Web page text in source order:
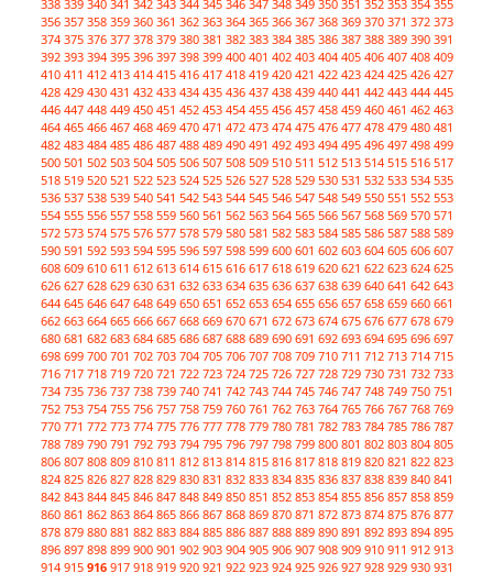
338 339 340 341 342 343 344 345 346 347 348 349 350 351 352 353 354 355
356 357 358 359 360 361 362 363 364 365 366 367 368 369 370 371 372 373
374 375 376 377 378 379 380 381 382 383 384 385 386 387 388 389 390 391
392 393 394 395 396 397 398 399 400 401 402 403 404 405 406 407 408 409
410 411 412 413 414 415 416 417 418 419 420 421 422 423 424 425 426 427
428 429 430 431 432 433 434 435 436 437 438 439 440 441 442 443 444 445
446 447 448 449 450 451 452 453 454 455 456 457 458 459 460 461 462 463
464 465 466 467 468 469 470 471 472 473 474 475 476 477 478 479 480 481
482 483 484 485 486 487 488 489 490 491 492 493 494 495 496 497 498 499
500 501 502 503 504 505 506 507 508 509 510 511 512 513 514 515 516 517
518 519 520 521 522 523 524 525 526 527 528 529 530 531 532 533 534 535
536 537 538 539 540 541 542 543 544 545 546 547 548 549 550 551 552 553
554 555 556 557 558 559 560 561 562 563 564 565 566 567 568 569 570 571
572 573 574 575 576 577 578 579 580 581 582 583 584 585 586 587 588 589
590 591 592 593 594 595 596 597 598 599 600 601 602 603 604 605 606 607
608 609 610 611 612 613 614 615 616 617 618 619 620 621 622 623 624 625
626 627 628 629 630 631 632 633 634 635 636 637 638 639 640 641 642 643
644 645 646 647 648 649 650 651 652 653 654 655 656 657 658 659 660 661
662 663 664 665 666 667 668 669 670 671 672 673 674 675 676 677 678 679
680 681 682 683 684 685 686 687 688 689 690 691 692 693 694 695 696 697
698 699 700 701 702 703 704 705 706 707 708 709 710 711 712 713 714 715
716 717 718 719 720 721 722 723 724 725 726 727 728 729 730 731 732 733
734 735 736 737 738 739 740 741 742 743 744 745 746 747 748 749 750 751
752 753 754 755 756 757 758 759 760 761 762 763 764 765 766 767 768 769
770 771 772 773 774 775 776 777 778 779 780 781 782 783 784 785 786 787
788 789 790 791 792 793 794 795 796 797 798 799 800 801 802 803 804 805
806 807 808 809 810 811 812 813 814 815 816 817 818 819 820 821 822 823
824 825 826 827 828 829 830 831 832 833 834 835 836 837 838 839 840 841
842 843 844 845 846 847 848 849 850 851 852 853 854 855 856 857 858 859
860 861 862 863 864 865 866 867 868 869 870 871 872 873 874 875 876 877
878 879 880 881 882 883 884 885 886 887 888 889 890 891 892 893 894 895
896 897 898 899 900 901 902 903 904 905 906 907 908 909 910 911 912 913
914 915 916 917 918 919 920 921 922 923 924 925 926 927 928 929 930 931